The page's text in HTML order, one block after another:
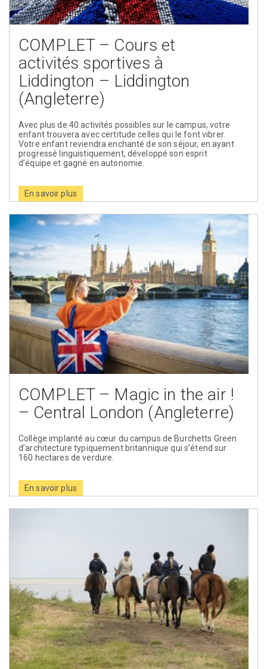
COMPLET – Cours et
activités sportives à
Liddington – Liddington
(Angleterre)
Avec plus de 40 activités possibles sur le campus, votre
enfant trouvera avec certitude celles qui le font vibrer.
Votre enfant reviendra enchanté de son séjour, en ayant
progressé linguistiquement, développé son esprit
d’équipe et gagné en autonomie.
En savoir plus
COMPLET – Magic in the air !
– Central London (Angleterre)
Collège implanté au cœur du campus de Burchetts Green
d’architecture typiquement britannique qui s’étend sur
160 hectares de verdure.
En savoir plus